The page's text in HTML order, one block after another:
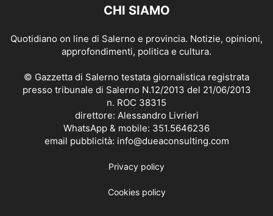
CHI SIAMO
Quotidiano on line di Salerno e provincia. Notizie, opinioni,
approfondimenti, politica e cultura.
© Gazzetta di Salerno testata giornalistica registrata
presso tribunale di Salerno N.12/2013 del 21/06/2013
n. ROC 38315
direttore: Alessandro Livrieri
WhatsApp & mobile: 351.5646236
email pubblicità: info@dueaconsulting.com
Privacy policy
Cookies policy